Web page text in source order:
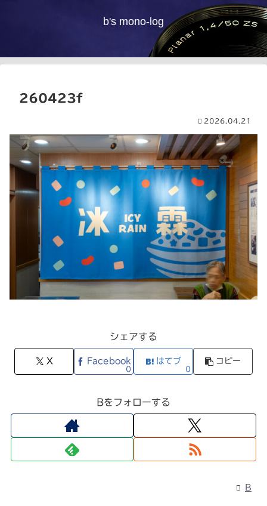
b's mono-log
260423f
2026.04.21
シェアする
X Facebook
0
はてブ
0
コピー
Bをフォローする
B